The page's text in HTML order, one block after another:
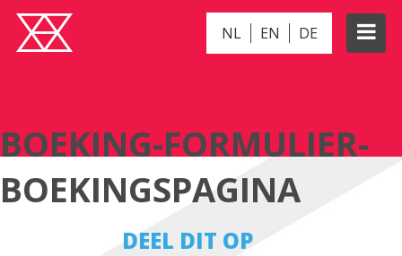
NL EN DE
BOEKING-FORMULIER-
BOEKINGSPAGINA
DEEL DIT OP